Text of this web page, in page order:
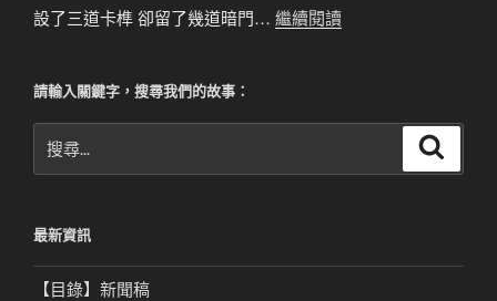
設了三道卡榫 卻留了幾道暗門… 繼續閱讀
請輸入關鍵字，搜尋我們的故事：
尋
字:
最新資訊
【目錄】新聞稿